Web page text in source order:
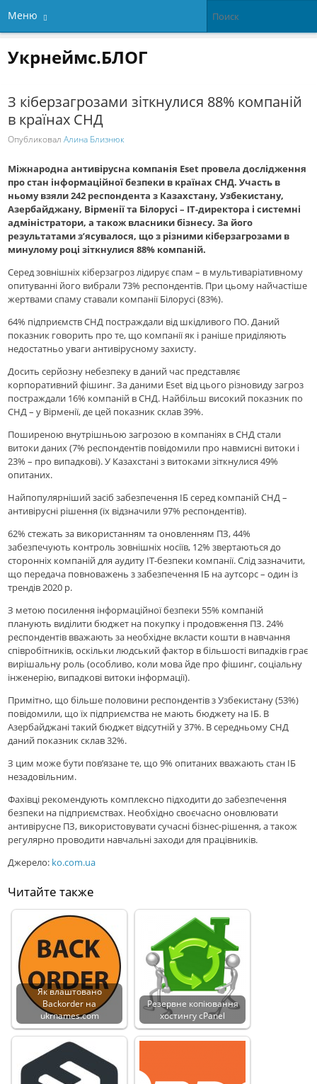
Меню
Укрнеймс.БЛОГ
З кіберзагрозами зіткнулися 88% компаній
в країнах СНД
ОпубликовалАлина Близнюк
Міжнародна антивірусна компанія Eset провела дослідження
про стан інформаційної безпеки в країнах СНД. Участь в
ньому взяли 242 респондента з Казахстану, Узбекистану,
Азербайджану, Вірменії та Білорусі – ІТ-директора і системні
адміністратори, а також власники бізнесу. За його
результатами з’ясувалося, що з різними кіберзагрозами в
минулому році зіткнулися 88% компаній.
Серед зовнішніх кіберзагроз лідирує спам – в мультиваріативному
опитуванні його вибрали 73% респондентів. При цьому найчастіше
жертвами спаму ставали компанії Білорусі (83%).
64% підприємств СНД постраждали від шкідливого ПО. Даний
показник говорить про те, що компанії як і раніше приділяють
недостатньо уваги антивірусному захисту.
Досить серйозну небезпеку в даний час представляє
корпоративний фішинг. За даними Eset від цього різновиду загроз
постраждали 16% компаній в СНД. Найбільш високий показник по
СНД – у Вірменії, де цей показник склав 39%.
Поширеною внутрішньою загрозою в компаніях в СНД стали
витоки даних (7% респондентів повідомили про навмисні витоки і
23% – про випадкові). У Казахстані з витоками зіткнулися 49%
опитаних.
Найпопулярніший засіб забезпечення ІБ серед компаній СНД –
антивірусні рішення (їх відзначили 97% респондентів).
62% стежать за використанням та оновленням ПЗ, 44%
забезпечують контроль зовнішніх носіїв, 12% звертаються до
сторонніх компаній для аудиту ІТ-безпеки компанії. Слід зазначити,
що передача повноважень з забезпечення ІБ на аутсорс – один із
трендів 2020 р.
З метою посилення інформаційної безпеки 55% компаній
планують виділити бюджет на покупку і продовження ПЗ. 24%
респондентів вважають за необхідне вкласти кошти в навчання
співробітників, оскільки людський фактор в більшості випадків грає
вирішальну роль (особливо, коли мова йде про фішинг, соціальну
інженерію, випадкові витоки інформації).
Примітно, що більше половини респондентів з Узбекистану (53%)
повідомили, що їх підприємства не мають бюджету на ІБ. В
Азербайджані такий бюджет відсутній у 37%. В середньому СНД
даний показник склав 32%.
З цим може бути пов’язане те, що 9% опитаних вважають стан ІБ
незадовільним.
Фахівці рекомендують комплексно підходити до забезпечення
безпеки на підприємствах. Необхідно своєчасно оновлювати
антивірусне ПЗ, використовувати сучасні бізнес-рішення, а також
регулярно проводити навчальні заходи для працівників.
Джерело: ko.com.ua
Читайте также
Як влаштовано
Backorder на
ukrnames.com
Резервне копіювання
хостингу cPanel